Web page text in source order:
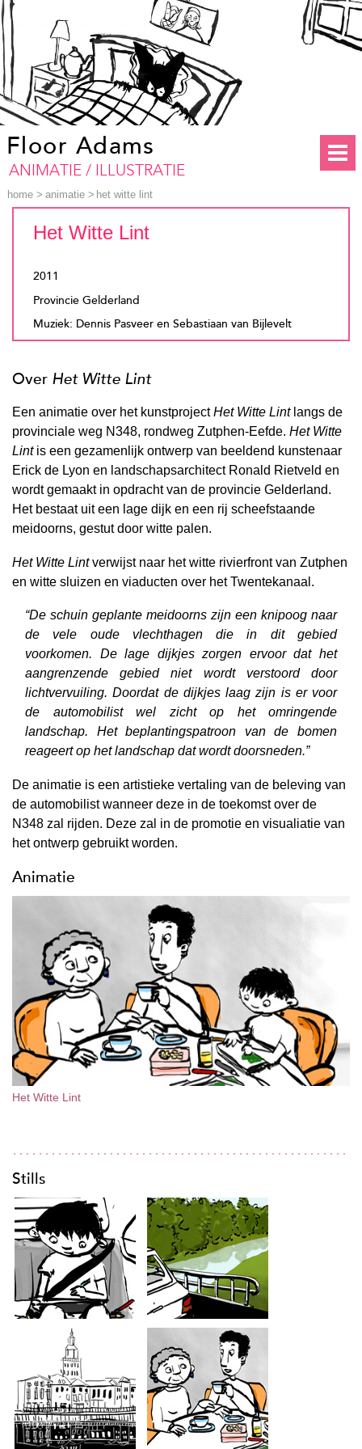
Floor Adams
ANIMATIE / ILLUSTRATIE
home > animatie> het witte lint
Het Witte Lint
2011
Provincie Gelderland
Muziek: Dennis Pasveer en Sebastiaan van Bijlevelt
Over Het Witte Lint
Een animatie over het kunstprojectHet Witte Lintlangs de
provinciale weg N348, rondweg Zutphen-Eefde. Het Witte
Lintis een gezamenlijk ontwerp van beeldend kunstenaar
Erick de Lyon en landschapsarchitect Ronald Rietveld en
wordt gemaakt in opdracht van de provincie Gelderland.
Het bestaat uit een lage dijk en een rij scheefstaande
meidoorns, gestut door witte palen.
Het Witte Lintverwijst naar het witte rivierfront van Zutphen
en witte sluizen en viaducten over het Twentekanaal.
“De schuin geplante meidoorns zijn een knipoog naar
de vele oude vlechthagen die in dit gebied
voorkomen. De lage dijkjes zorgen ervoor dat het
aangrenzende gebied niet wordt verstoord door
lichtvervuiling. Doordat de dijkjes laag zijn is er voor
de automobilist wel zicht op het omringende
landschap. Het beplantingspatroon van de bomen
reageert op het landschap dat wordt doorsneden.”
De animatie is een artistieke vertaling van de beleving van
de automobilist wanneer deze in de toekomst over de
N348 zal rijden. Deze zal in de promotie en visualiatie van
het ontwerp gebruikt worden.
Animatie
Het Witte Lint
Stills